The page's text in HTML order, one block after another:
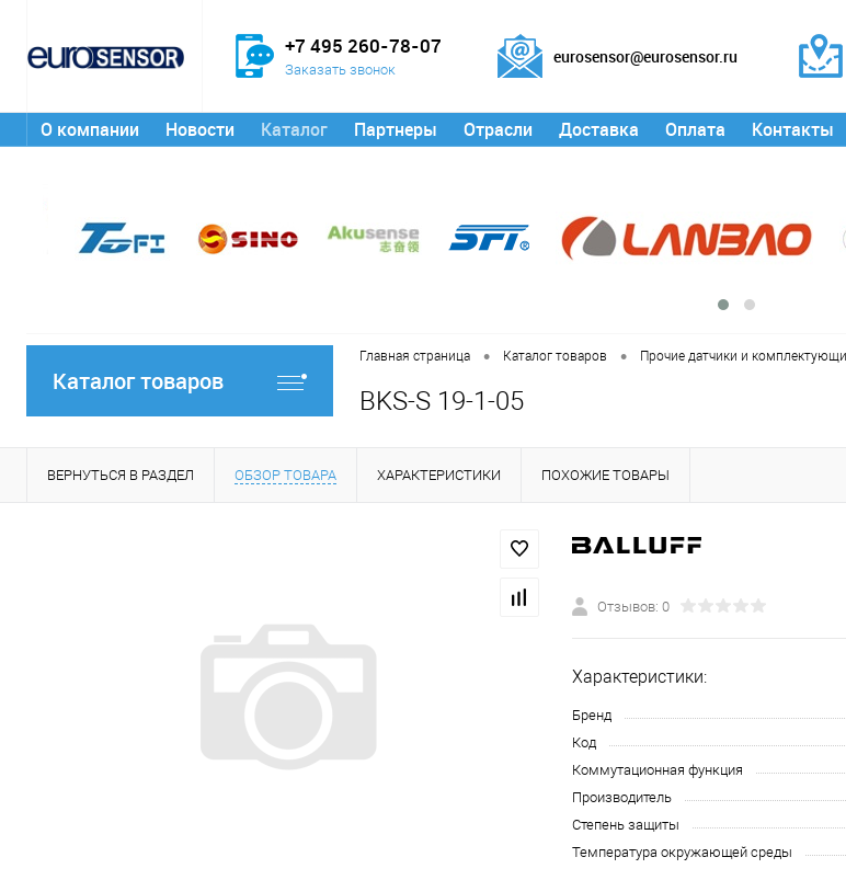
+7 495 260-78-07
Заказать звонок
eurosensor@eurosensor.ru
О компании Новости Каталог Партнеры Отрасли Доставка Оплата Контакты
Каталог товаров
Главная страница • Каталог товаров • Прочие датчики и
BKS-S 19-1-05
ВЕРНУТЬСЯ В РАЗДЕЛ ОБЗОР ТОВАРА ХАРАКТЕРИСТИКИ ПОХОЖИЕ ТОВАРЫ
Отзывов: 0
Характеристики:
Бренд
Код
Коммутационная функция
Производитель
Степень защиты
Температура окружающей среды